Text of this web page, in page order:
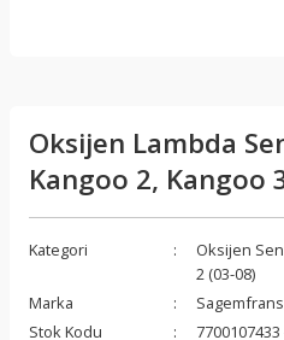
Oksijen Lambda
Kangoo 2, Kangoo
Kategori Oksijen
2 (03-08)
Marka
Sagemfrans
Stok Kodu
7700107433